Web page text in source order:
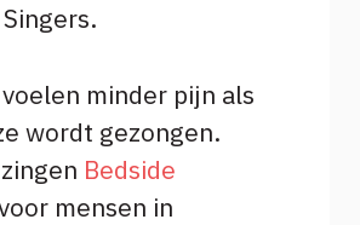
minder pijn als
wordt gezongen.
Bedside
mensen in